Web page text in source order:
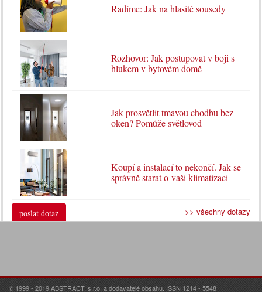
Radíme: Jak na hlasité sousedy
Rozhovor: Jak postupovat v boji s
hlukem v bytovém domě
Jak prosvětlit tmavou chodbu bez
oken? Pomůže světlovod
Koupí a instalací to nekončí. Jak se
správně starat o vaši klimatizaci
poslat dotaz >> všechny dotazy
© 1999 - 2019 ABSTRACT, s.r.o. a dodavatelé obsahu. ISSN 1214 - 5548